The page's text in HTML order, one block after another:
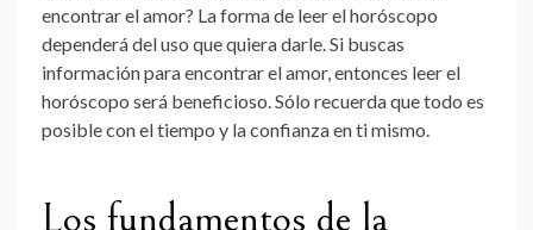
encontrar el amor? La forma de leer el horóscopo
dependerá del uso que quiera darle. Si buscas
información para encontrar el amor, entonces leer el
horóscopo será beneficioso. Sólo recuerda que todo es
posible con el tiempo y la confianza en ti mismo.
Los fundamentos de la